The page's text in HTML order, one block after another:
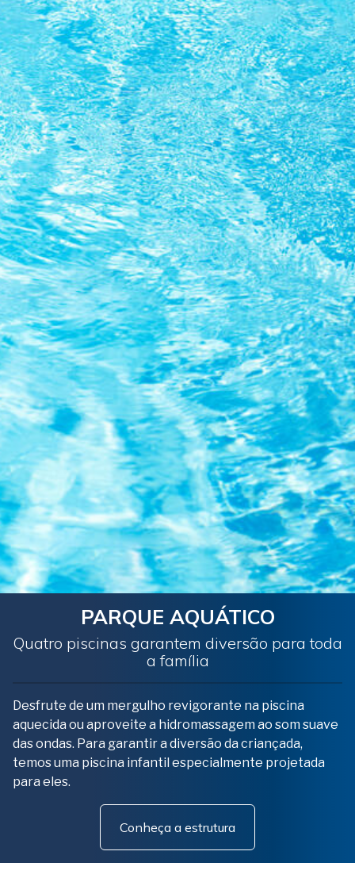
PARQUE AQUÁTICO
Quatro piscinas garantem diversão para toda
a família
Desfrute de um mergulho revigorante na piscina
aquecida ou aproveite a hidromassagem ao som suave
das ondas. Para garantir a diversão da criançada,
temos uma piscina infantil especialmente projetada
para eles.
Conheça a estrutura